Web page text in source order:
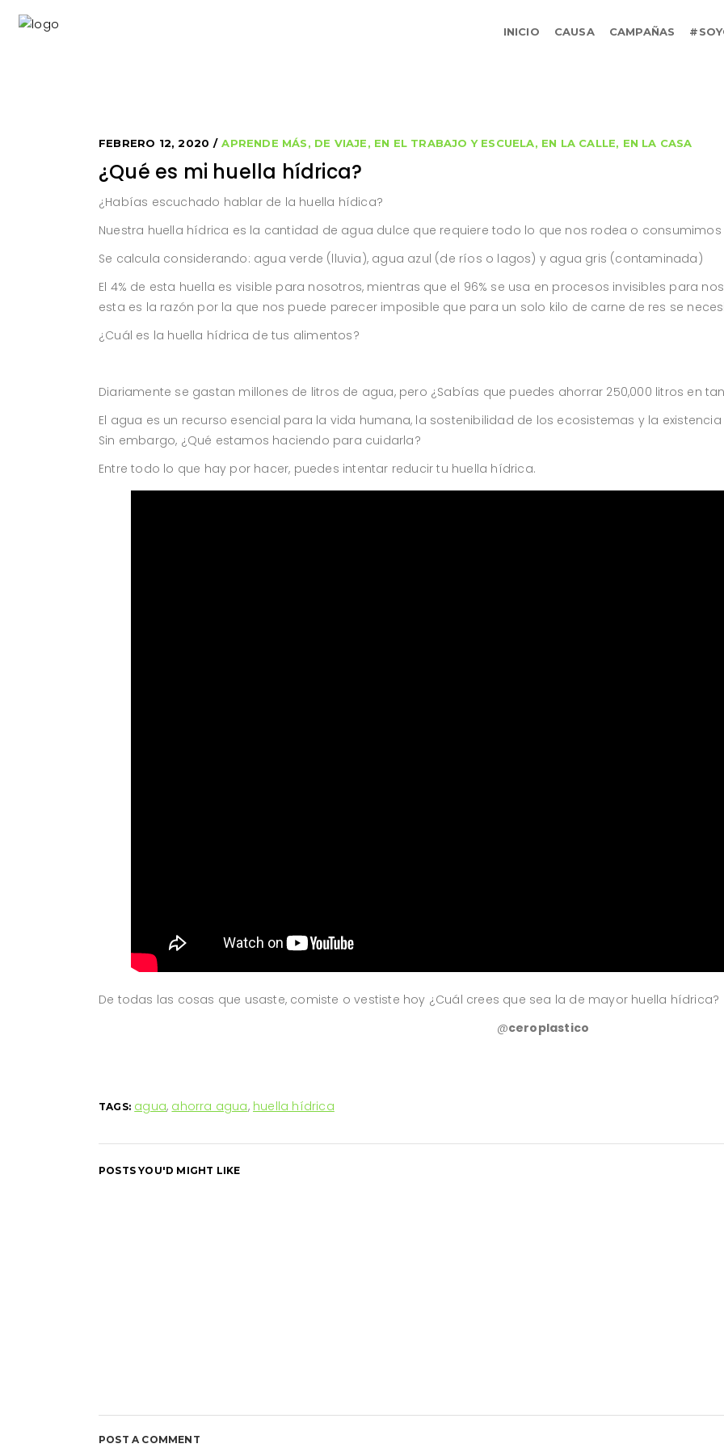
INICIO CAUSA CAMPAÑAS
FEBRERO 12, 2020 APRENDE MÁS, DE VIAJE, EN EL TRABAJO Y ESCUELA, EN LA CALLE, EN LA CASA
¿Qué es mi huella hídrica?
¿Habías escuchado hablar de la huella hídica?
Nuestra huella hídrica es la cantidad de agua dulce que requiere todo lo que nos rodea o
Se calcula considerando: agua verde (lluvia), agua azul (de ríos o lagos) y agua gris (contaminada)
El 4% de esta huella es visible para nosotros, mientras que el 96% se usa en procesos invisibles para
esta es la razón por la que nos puede parecer imposible que para un solo kilo de carne de res se
¿Cuál es la huella hídrica de tus alimentos?
Diariamente se gastan millones de litros de agua, pero ¿Sabías que puedes ahorrar 250,000 litros en
El agua es un recurso esencial para la vida humana, la sostenibilidad de los ecosistemas y la
Sin embargo, ¿Qué estamos haciendo para cuidarla?
Entre todo lo que hay por hacer, puedes intentar reducir tu huella hídrica.
De todas las cosas que usaste, comiste o vestiste hoy ¿Cuál crees que sea la de mayor huella hídrica?
@ceroplastico
TAGS: agua, ahorra agua, huella hídrica
POSTS YOU'D MIGHT LIKE
POST A COMMENT